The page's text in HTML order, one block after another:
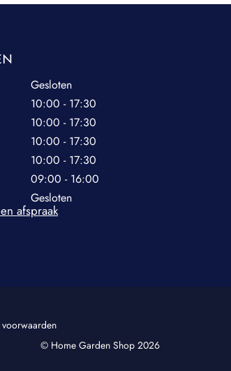
Gesloten
10:00 - 17:30
10:00 - 17:30
10:00 - 17:30
10:00 - 17:30
09:00 - 16:00
Gesloten
afspraak
© Home Garden Shop 2026